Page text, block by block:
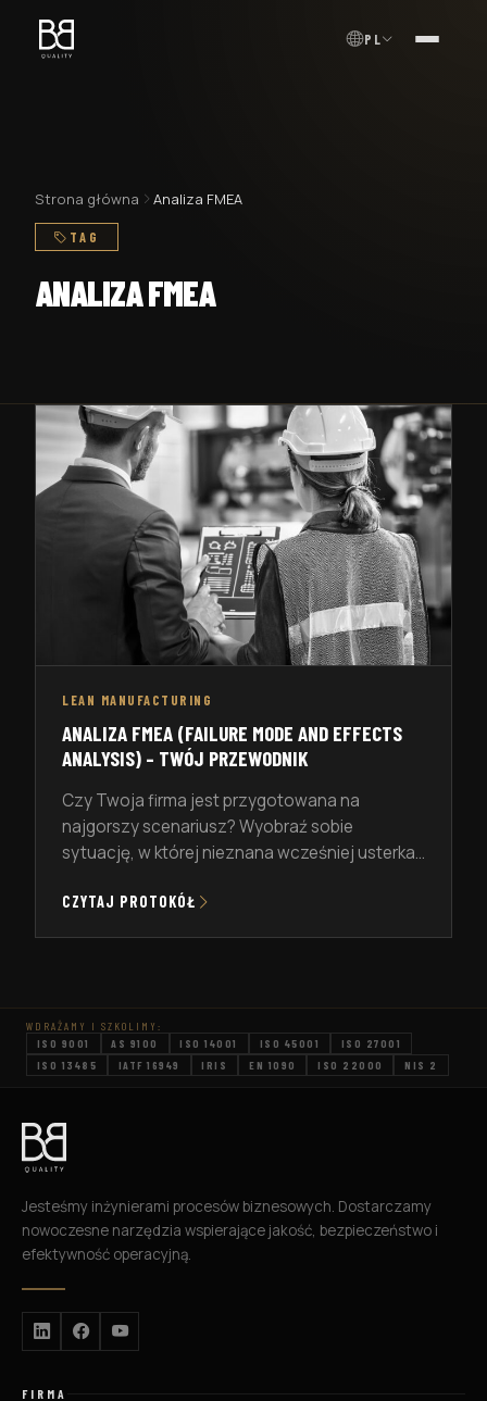
PL MENU
Strona główna Analiza FMEA
TAG
ANALIZA FMEA
LEAN MANUFACTURING
ANALIZA FMEA (FAILURE MODE AND EFFECTS
ANALYSIS) – TWÓJ PRZEWODNIK
Czy Twoja firma jest przygotowana na
najgorszy scenariusz? Wyobraź sobie
sytuację, w której nieznana wcześniej usterka
Konsekwencje mogą być poważne: kosztowne
może pójść nie tak i jak […]
CZYTAJ PROTOKÓŁ
WDRAŻAMY I SZKOLIMY:
ISO 9001
AS 9100 ISO 14001 ISO 45001
ISO 27001
ISO 13485
IATF 16949 IRIS EN 1090 ISO 22000 NIS 2
Jesteśmy inżynierami procesów biznesowych. Dostarczamy
nowoczesne narzędzia wspierające jakość, bezpieczeństwo i
efektywność operacyjną.
FIRMA